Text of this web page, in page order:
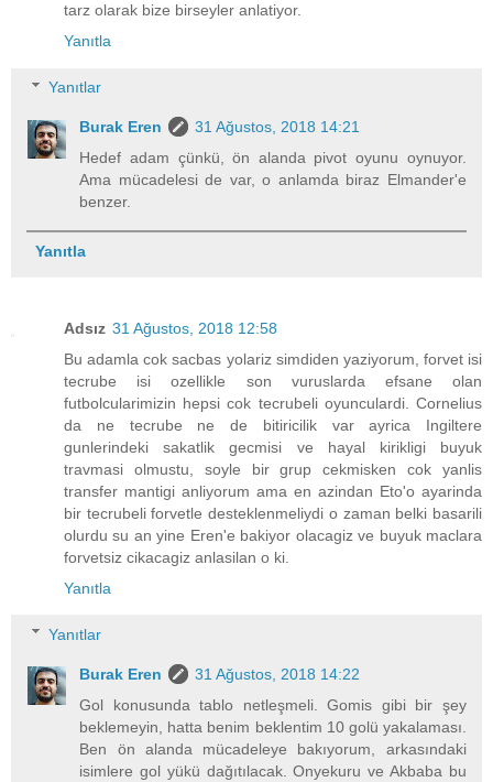
tarz olarak bize birseyler anlatiyor.
Yanıtla
Yanıtlar
Burak Eren
31 Ağustos, 2018 14:21
Hedef adam çünkü, ön alanda pivot oyunu oynuyor.
Ama mücadelesi de var, o anlamda biraz Elmander'e
benzer.
Yanıtla
Adsız 31 Ağustos, 2018 12:58
Bu adamla cok sacbas yolariz simdiden yaziyorum, forvet isi
tecrube isi ozellikle son vuruslarda efsane olan
futbolcularimizin hepsi cok tecrubeli oyunculardi. Cornelius
da ne tecrube ne de bitiricilik var ayrica Ingiltere
gunlerindeki sakatlik gecmisi ve hayal kirikligi buyuk
travmasi olmustu, soyle bir grup cekmisken cok yanlis
transfer mantigi anliyorum ama en azindan Eto'o ayarinda
bir tecrubeli forvetle desteklenmeliydi o zaman belki basarili
olurdu su an yine Eren'e bakiyor olacagiz ve buyuk maclara
forvetsiz cikacagiz anlasilan o ki.
Yanıtla
Yanıtlar
Burak Eren
31 Ağustos, 2018 14:22
Gol konusunda tablo netleşmeli. Gomis gibi bir şey
beklemeyin, hatta benim beklentim 10 golü yakalaması.
Ben ön alanda mücadeleye bakıyorum, arkasındaki
isimlere gol yükü dağıtılacak. Onyekuru ve Akbaba bu